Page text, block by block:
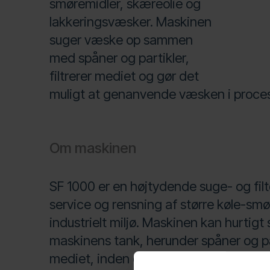
smøremidler, skæreolie og
lakkeringsvæsker. Maskinen
suger væske op sammen
med spåner og partikler,
filtrerer mediet og gør det
muligt at genanvende væsken i
Om maskinen
SF 1000 er en højtydende suge- og
service og rensning af større køle-
industrielt miljø. Maskinen kan
maskinens tank, herunder spåner og
mediet, inden det returneres eller